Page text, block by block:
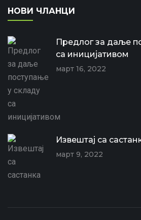
НОВИ ЧЛАНЦИ
Предлог за даље
са иницијативом
март 16, 2022
Извештај са
март 9, 2022